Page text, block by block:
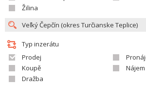
Žilina
Typ inzerátu
Prodej
Koupě
Nájem
Dražba